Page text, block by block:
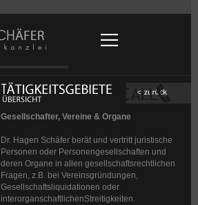
Gesellschafter, Vereine & Organe
Dr. Hagen Schäfer berät und vertritt juristische
Personen oder Personengesellschaften und
deren Organe in allen gesellschaftsrechtlichen
Fragen, z.B. bei Vereinsgründungen,
Gesellschaftsliquidationen oder
interorganschaftlichenStreitigkeiten.